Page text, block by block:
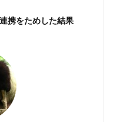
携をためした結果